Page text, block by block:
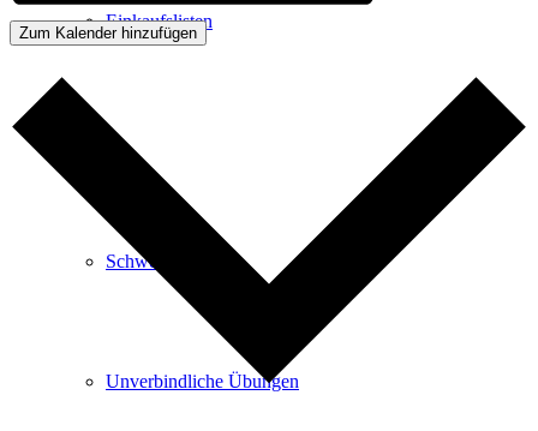
Einkaufslisten
Schwerpunkte
Unverbindliche Übungen
Zum Kalender hinzufügen